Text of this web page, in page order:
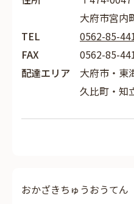
大府市宮内
TEL
0562-85-
FAX
0562-85-
配達エリア
大府市・東
久比町・知
おかざきちゅうおうてん